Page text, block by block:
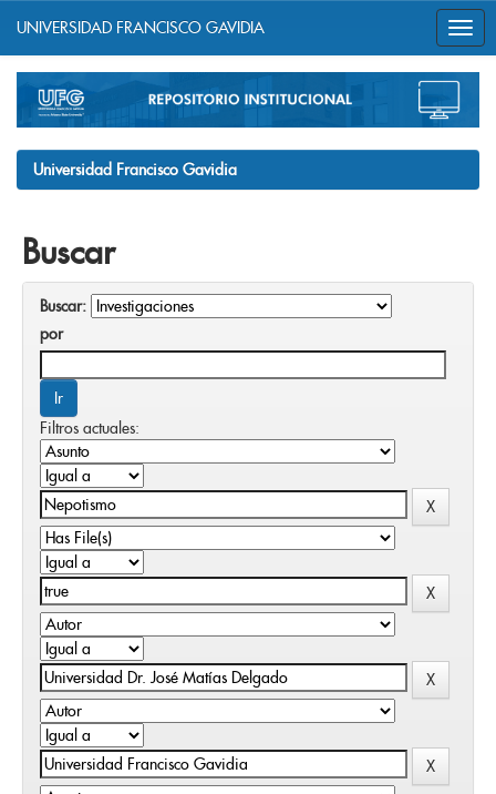
navigation
UNIVERSIDAD FRANCISCO GAVIDIA
Universidad Francisco Gavidia
Buscar
Buscar:
por
Filtros actuales: